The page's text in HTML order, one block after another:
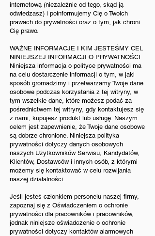
internetową (niezależnie od tego, skąd ją
odwiedzasz) i poinformujemy Cię o Twoich
prawach do prywatności oraz o tym, jak chroni
Cię prawo.
WAŻNE INFORMACJE I KIM JESTEŚMY CEL
NINIEJSZEJ INFORMACJI O PRYWATNOŚCI
Niniejsza informacja o polityce prywatności ma
na celu dostarczenie informacji o tym, w jaki
sposób gromadzimy i przetwarzamy Twoje dane
osobowe podczas korzystania z tej witryny, w
tym wszelkie dane, które możesz podać za
pośrednictwem tej witryny, gdy kontaktujesz się
z nami, kupujesz produkt lub usługę. Naszym
celem jest zapewnienie, że Twoje dane osobowe
są dobrze chronione. Niniejsza polityka
prywatności dotyczy danych osobowych
naszych Użytkowników Serwisu, Kandydatów,
Klientów, Dostawców i innych osób, z którymi
możemy się kontaktować w celu rozwijania
naszej działalności.
Jeśli jesteś członkiem personelu naszej firmy,
zapoznaj się z Oświadczeniem o ochronie
prywatności dla pracowników i pracowników,
jednak niniejsze oświadczenie o ochronie
prywatności dotyczy kontaktów alarmowych